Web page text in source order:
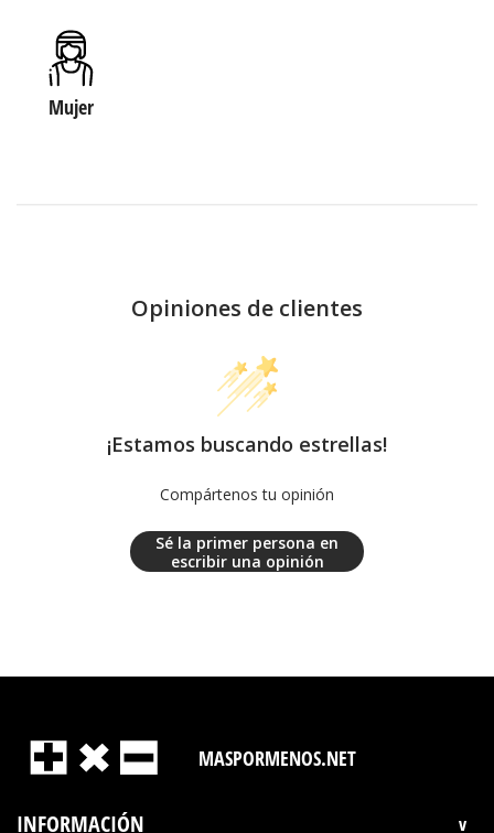
Mujer
Opiniones de clientes
¡Estamos buscando estrellas!
Compártenos tu opinión
Sé la primer persona en
escribir una opinión
MASPORMENOS.NET
INFORMACIÓN